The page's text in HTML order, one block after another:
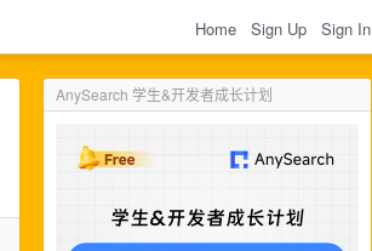
Home Sign Up Sign In
AnySearch 学生&开发者成长计划